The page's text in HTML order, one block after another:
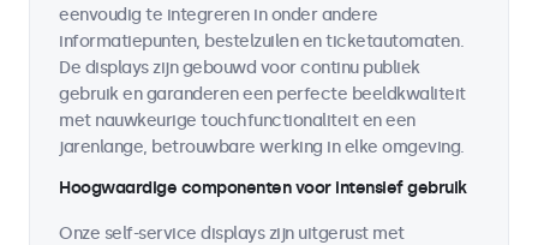
eenvoudig te integreren in onder andere
informatiepunten, bestelzuilen en ticketautomaten.
De displays zijn gebouwd voor continu publiek
gebruik en garanderen een perfecte beeldkwaliteit
met nauwkeurige touchfunctionaliteit en een
jarenlange, betrouwbare werking in elke omgeving.
Hoogwaardige componenten voor intensief gebruik
Onze self-service displays zijn uitgerust met